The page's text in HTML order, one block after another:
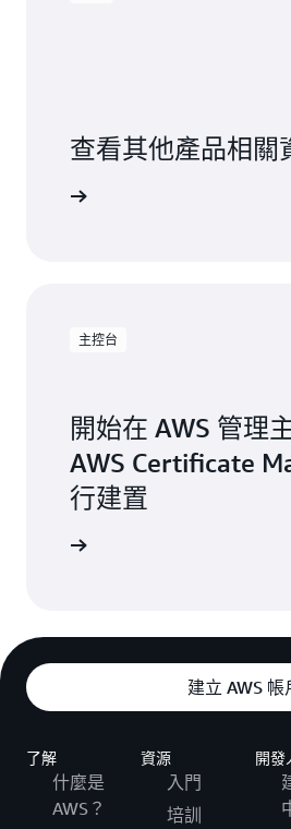
查看其他產品相關
主控台
開始在 AWS 管理
AWS Certificate
行建置
建立 AWS 帳
了解
什麼是
AWS？
資源
入門
培訓
開發